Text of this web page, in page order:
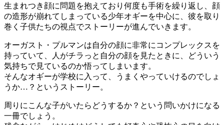
生まれつき顔に問題を抱えており何度も手術を繰り返し、顔
の造形が崩れてしまっている少年オギーを中心に、彼を取り
巻く子供たちの視点でストーリーが進んでいきます。
オーガスト・プルマンは自分の顔に非常にコンプレックスを
持っていて、人がチラっと自分の顔を見たときに、どういう
気持ちで見ているのか悟ってしまいます。
そんなオギーが学校に入って、うまくやっていけるのでしょ
うか…？というストーリー。
周りにこんな子がいたらどうするか？という問いかけになる
一冊でしょう。